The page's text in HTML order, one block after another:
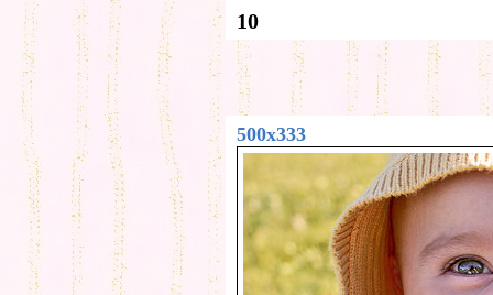
10
500x333